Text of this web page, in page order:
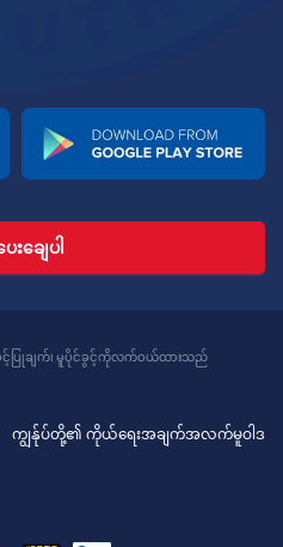
းချေပါ
ခွင့်ပြုချက်၊ မူပိုင်ခွင့်ကိုလက်ဝယ်ထားသည်
ကျွန်ုပ်တို့၏ ကိုယ်ရေးအချက်အလက်မူဝါဒ